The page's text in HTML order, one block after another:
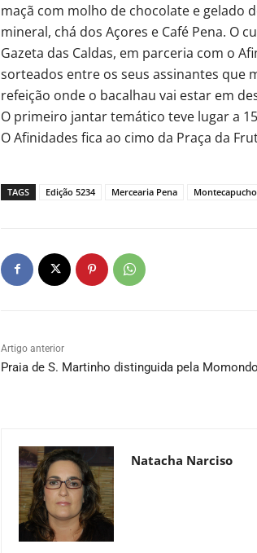
maçã com molho de chocolate e gelado
mineral, chá dos Açores e Café Pena. O
Gazeta das Caldas, em parceria com o
sorteados entre os seus assinantes que
refeição onde o bacalhau vai estar em
O primeiro jantar temático teve lugar a
O Afinidades fica ao cimo da Praça da
TAGS Edição 5234 Mercearia Pena Montecapucho
Artigo anterior
Praia de S. Martinho distinguida pela Momondo
Natacha Narciso